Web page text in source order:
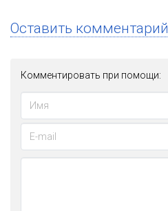
Оставить комментарий
Комментировать при помощи: